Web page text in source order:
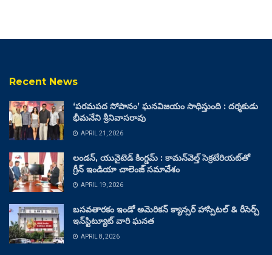
Recent News
‘పరమపద సోపానం’ ఘనవిజయం సాధిస్తుంది : దర్శకుడు
భీమనేని శ్రీనివాసరావు
APRIL 21, 2026
లండన్, యునైటెడ్ కింగ్డమ్ : కామన్‌వెల్త్ సెక్రటేరియట్‌తో
గ్రీన్ ఇండియా చాలెంజ్ సమావేశం
APRIL 19, 2026
బసవతారకం ఇండో అమెరికన్ క్యాన్సర్ హాస్పిటల్ & రీసెర్చ్
ఇన్‌స్టిట్యూట్ వారి ఘనత
APRIL 8, 2026